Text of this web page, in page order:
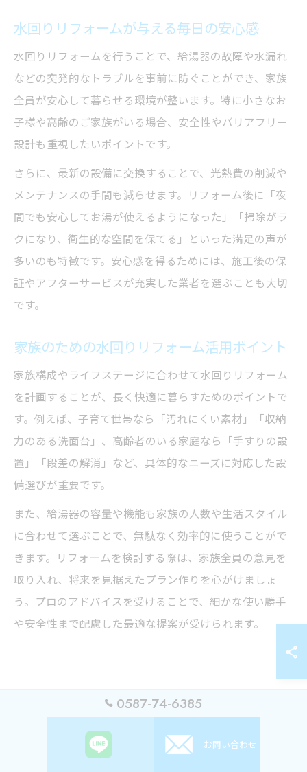
水回りリフォームが与える毎日の安心感
水回りリフォームを行うことで、給湯器の故障や水漏れ
などの突発的なトラブルを事前に防ぐことができ、家族
全員が安心して暮らせる環境が整います。特に小さなお
子様や高齢のご家族がいる場合、安全性やバリアフリー
設計も重視したいポイントです。
さらに、最新の設備に交換することで、光熱費の削減や
メンテナンスの手間も減らせます。リフォーム後に「夜
間でも安心してお湯が使えるようになった」「掃除がラ
クになり、衛生的な空間を保てる」といった満足の声が
多いのも特徴です。安心感を得るためには、施工後の保
証やアフターサービスが充実した業者を選ぶことも大切
です。
家族のための水回りリフォーム活用ポイント
家族構成やライフステージに合わせて水回りリフォーム
を計画することが、長く快適に暮らすためのポイントで
す。例えば、子育て世帯なら「汚れにくい素材」「収納
力のある洗面台」、高齢者のいる家庭なら「手すりの設
置」「段差の解消」など、具体的なニーズに対応した設
備選びが重要です。
また、給湯器の容量や機能も家族の人数や生活スタイル
に合わせて選ぶことで、無駄なく効率的に使うことがで
きます。リフォームを検討する際は、家族全員の意見を
取り入れ、将来を見据えたプラン作りを心がけましょ
う。プロのアドバイスを受けることで、細かな使い勝手
や安全性まで配慮した最適な提案が受けられます。
安心材料を見極めたリフォーム業者
0587-74-6385
お問い合わせ